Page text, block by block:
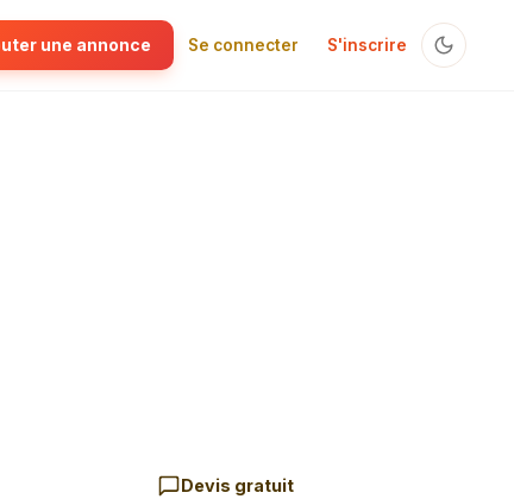
une annonce Se connecter S'inscrire
Devis gratuit